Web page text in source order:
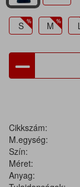
S M
Cikkszám:
M.egység:
Szín:
Méret:
Anyag: